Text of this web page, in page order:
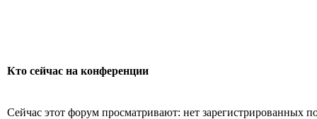
Кто сейчас на конференции
Сейчас этот форум просматривают: нет зарегистрированных